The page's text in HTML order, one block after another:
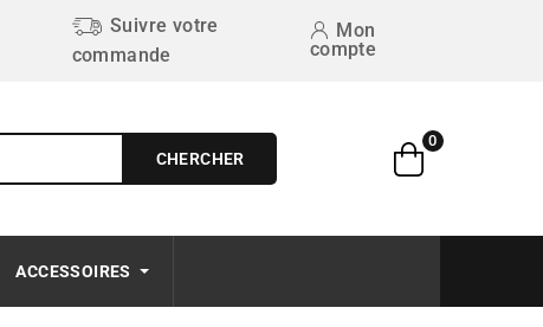
Suivre votre
commande
Mon
compte
CHERCHER
0
ACCESSOIRES